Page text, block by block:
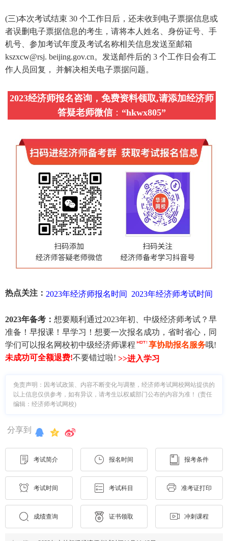
(三)本次考试结束 30 个工作日后，还未收到电子票据信息或
者误删电子票据信息的考生，请将本人姓名、身份证号、手
机号、参加考试年度及考试名称相关信息发送至邮箱
kszxcw@rsj. beijing.gov.cn。发送邮件后的 3 个工作日会有工
作人员回复， 并解决相关电子票据问题。
2023经济师报名咨询，免费资料领取,请添加经济师
答疑老师微信： “hkwx805”
热点关注： 2023年经济师报名时间 2023年经济师考试时间
2023年备考： 想要顺利通过2023年初、中级经济师考试？早
准备！早报课！早学习！想要一次报名成功，省时省心，同
学们可以报名网校初中级经济师课程
享协助报名服务哦!
未成功可全额退费!不要错过啦! >>进入学习
免责声明：因考试政策、内容不断变化与调整，经济师考试网校网站提供的
以上信息仅供参考，如有异议，请考生以权威部门公布的内容为准！ (责任
编辑：经济师考试网校)
分享到
考试简介 报名时间 报考条件
考试时间 考试科目 准考证打印
成绩查询 证书领取 冲刺课程